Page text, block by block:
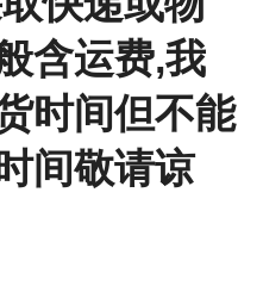
含运费,我
时间但不能
间敬请谅